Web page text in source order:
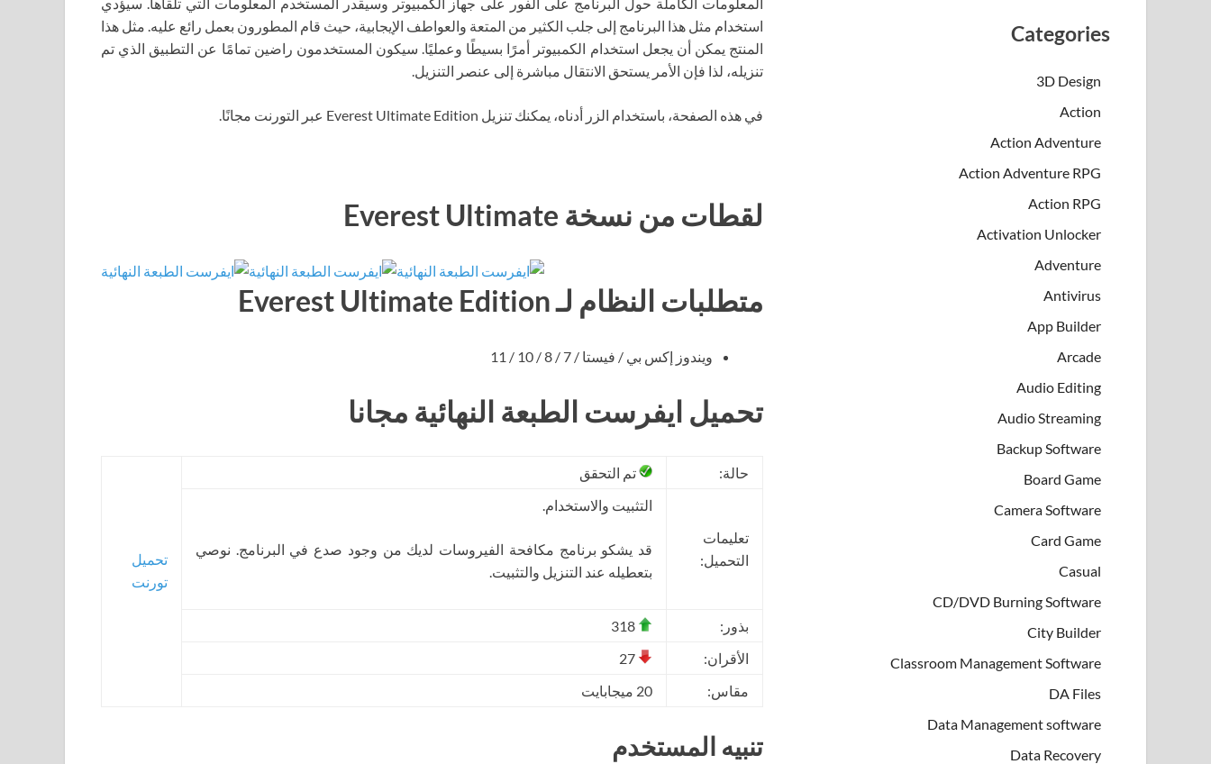
استخدام مثل هذا البرنامج إلى جلب الكثير من المتعة والعواطف الإيجابية، حيث قام المطورون بعمل رائع عليه. مثل هذا
المنتج يمكن أن يجعل استخدام الكمبيوتر أمرًا بسيطًا وعمليًا. سيكون المستخدمون راضين تمامًا عن التطبيق الذي تم
تنزيله، لذا فإن الأمر يستحق الانتقال مباشرة إلى عنصر التنزيل.
في هذه الصفحة، باستخدام الزر أدناه، يمكنك تنزيل Everest Ultimate Edition عبر التورنت مجانًا.
لقطات من نسخة Everest Ultimate
متطلبات النظام لـ Everest Ultimate Edition
ويندوز إكس بي / فيستا / 7 / 8 / 10 / 11
تحميل ايفرست الطبعة النهائية مجانا
حالة: تم التحقق
تحميل
تورنت
تعليمات
التحميل:
التثبيت والاستخدام.
قد يشكو برنامج مكافحة الفيروسات لديك من وجود صدع في البرنامج. نوصي
بتعطيله عند التنزيل والتثبيت.
بذور:
الأقران:
مقاس:
20 ميجابايت
تنبيه المستخدم
Categories
3D Design
Action
Action Adventure
Action Adventure RPG
Action RPG
Activation Unlocker
Adventure
Antivirus
App Builder
Arcade
Audio Editing
Audio Streaming
Backup Software
Board Game
Camera Software
Card Game
Casual
CD/DVD Burning Software
City Builder
Classroom Management Software
DA Files
Data Management software
Data Recovery